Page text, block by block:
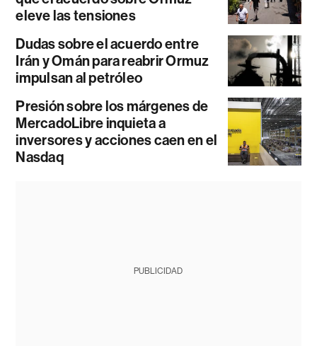
eleve las tensiones
Dudas sobre el acuerdo entre
Irán y Omán para reabrir Ormuz
impulsan al petróleo
Presión sobre los márgenes de
MercadoLibre inquieta a
inversores y acciones caen en el
Nasdaq
PUBLICIDAD